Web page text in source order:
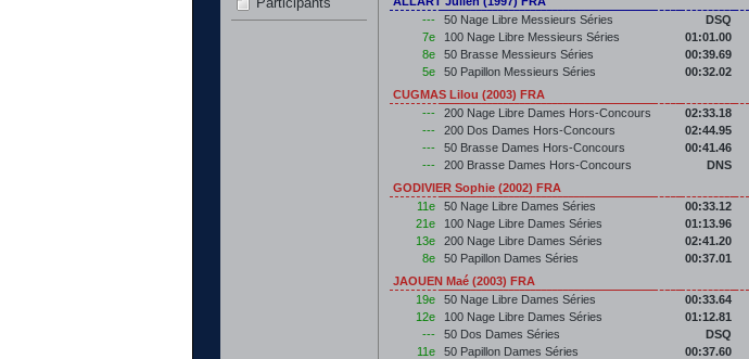
---
50 Nage Libre Messieurs Séries DSQ
7e 100 Nage Libre Messieurs Séries 01:01.00
8e 50 Brasse Messieurs Séries 00:39.69
5e 50 Papillon Messieurs Séries 00:32.02
CUGMAS Lilou (2003) FRA
---
200 Nage Libre Dames Hors-Concours 02:33.18
--- 200 Dos Dames Hors-Concours 02:44.95
--- 50 Brasse Dames Hors-Concours 00:41.46
--- 200 Brasse Dames Hors-Concours DNS
GODIVIER Sophie (2002) FRA
11e
50 Nage Libre Dames Séries 00:33.12
21e 100 Nage Libre Dames Séries 01:13.96
13e 200 Nage Libre Dames Séries 02:41.20
8e 50 Papillon Dames Séries 00:37.01
JAOUEN Maé (2003) FRA
19e
50 Nage Libre Dames Séries 00:33.64
12e 100 Nage Libre Dames Séries 01:12.81
--- 50 Dos Dames Séries DSQ
11e 50 Papillon Dames Séries 00:37.60